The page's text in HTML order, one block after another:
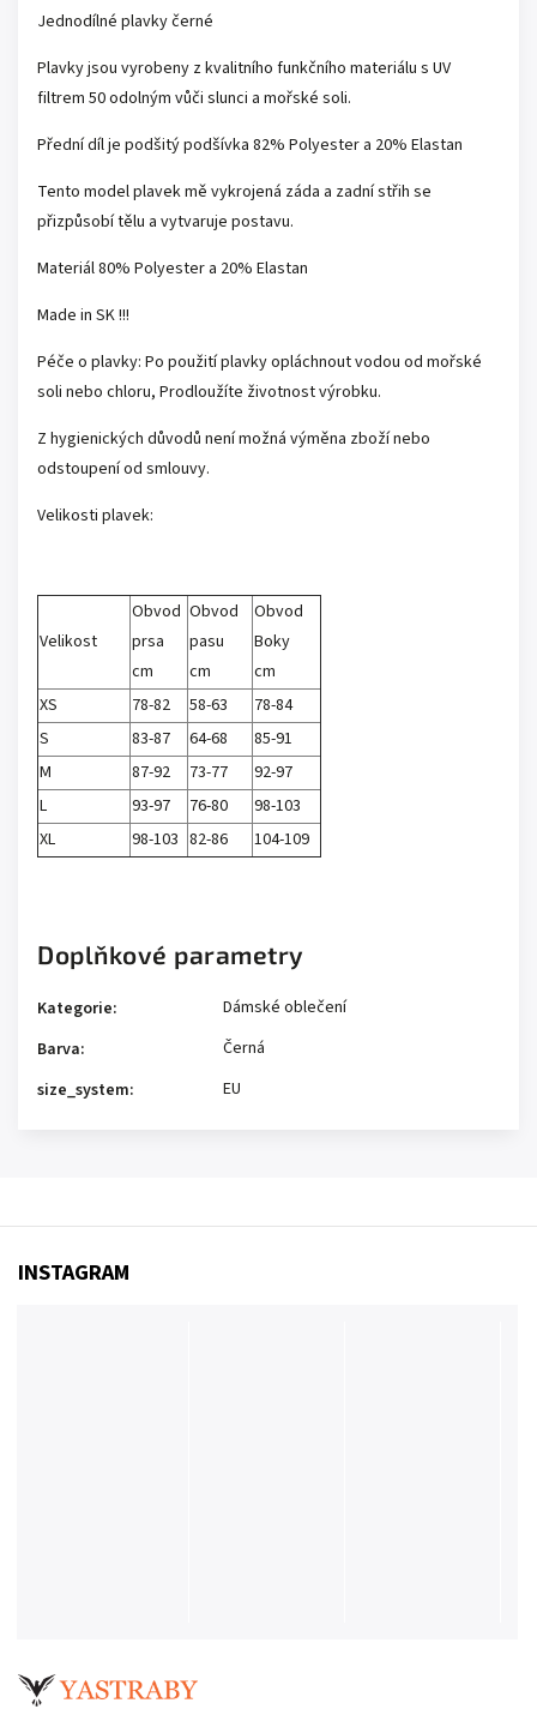
Jednodílné plavky černé
Plavky jsou vyrobeny z kvalitního funkčního materiálu s UV
filtrem 50 odolným vůči slunci a mořské soli.
Přední díl je podšitý podšívka 82% Polyester a 20% Elastan
Tento model plavek mě vykrojená záda a zadní střih se
přizpůsobí tělu a vytvaruje postavu.
Materiál 80% Polyester a 20% Elastan
Made in SK !!!
Péče o plavky: Po použití plavky opláchnout vodou od mořské
soli nebo chloru, Prodloužíte životnost výrobku.
Z hygienických důvodů není možná výměna zboží nebo
odstoupení od smlouvy.
Velikosti plavek:
Velikost
Obvod
prsa
cm
Obvod
pasu
cm
Obvod
Boky
cm
XS
78-82 58-63
78-84
S
83-87 64-68
85-91
M
87-92 73-77
92-97
L
93-97 76-80
98-103
XL
98-103 82-86 104-109
Doplňkové parametry
Kategorie:
Dámské oblečení
Barva:
Černá
size_system: EU
INSTAGRAM